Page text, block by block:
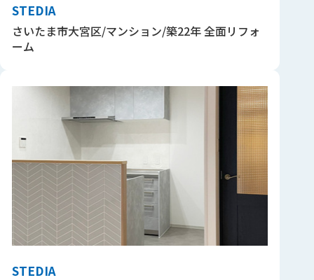
STEDIA
さいたま市大宮区/マンション/築22年 全面リフォ
ーム
STEDIA